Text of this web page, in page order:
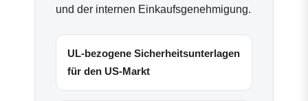
und der internen Einkaufsgenehmigung.
UL-bezogene Sicherheitsunterlagen
für den US-Markt